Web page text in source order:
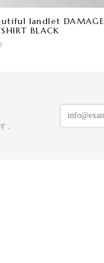
landlet DAMAGE
BLACK
。